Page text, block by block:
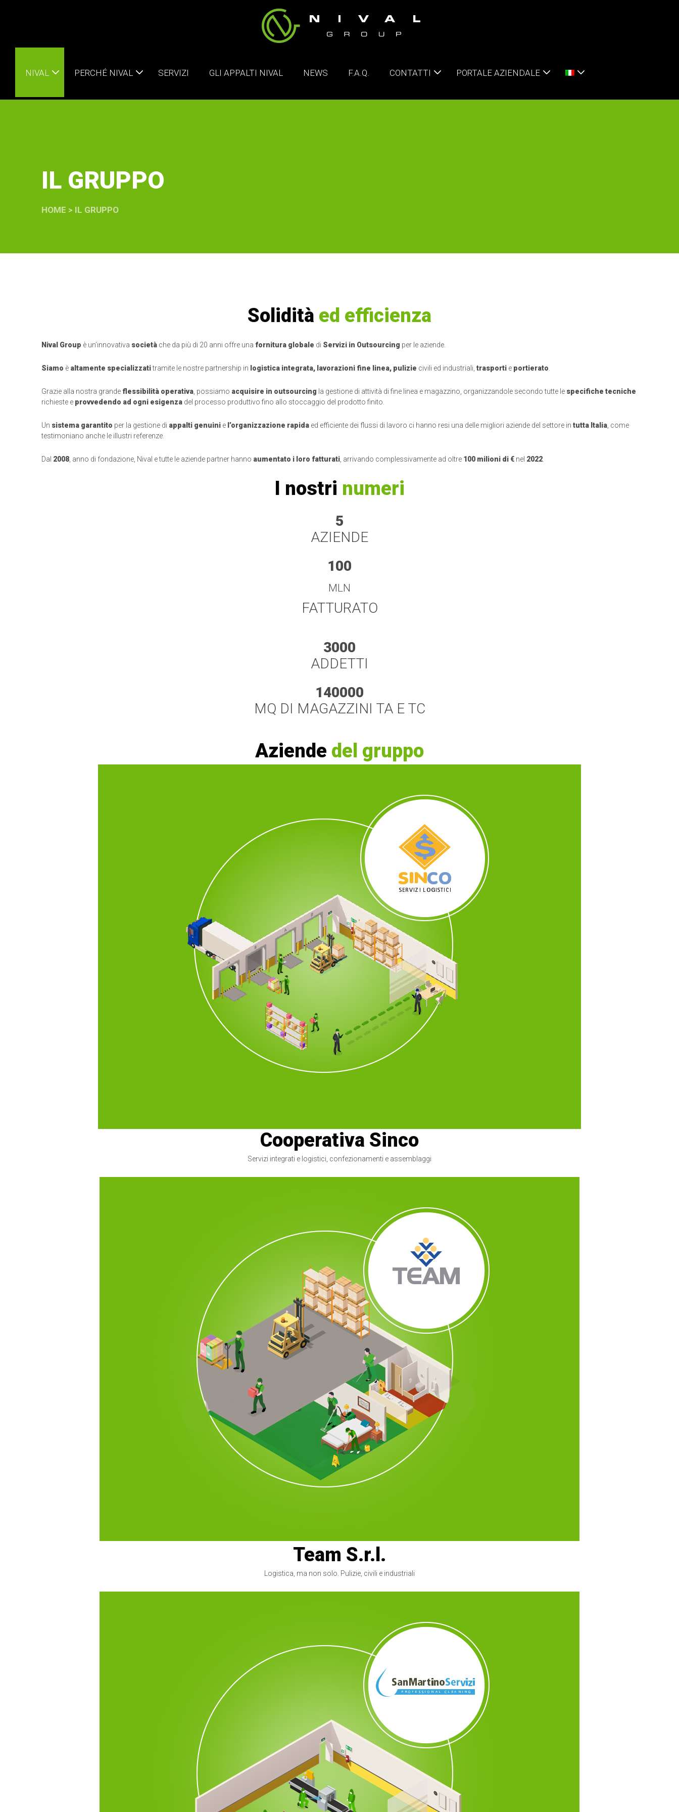
NIVAL PERCHÉ NIVAL SERVIZI GLI APPALTI NIVAL NEWS F.A.Q. CONTATTI PORTALE AZIENDALE
IL GRUPPO
HOME > IL GRUPPO
Solidità ed efficienza
Nival Group è un’innovativa società che da più di 20 anni offre una fornitura globale di Servizi in Outsourcing per le aziende.
Siamo è altamente specializzatitramite le nostre partnership in logistica integrata, lavorazioni fine linea, pulizie civili ed industriali,trasporti e portierato.
Grazie alla nostra grande flessibilità operativa, possiamo acquisire in outsourcing la gestione di attività di fine linea e magazzino, organizzandole secondo tutte le specifiche tecniche
richieste e provvedendo ad ogni esigenza del processo produttivo fino allo stoccaggio del prodotto finito.
Un sistema garantito per la gestione di appalti genuini e l’organizzazione rapida ed efficiente dei flussi di lavoro ci hanno resi una delle migliori aziende del settore intutta Italia, come
testimoniano anche le illustri referenze.
Dal 2008, anno di fondazione, Nival e tutte le aziende partner hanno aumentato i loro fatturati, arrivando complessivamente ad oltre 100 milioni di € nel 2022.
I nostri numeri
5
AZIENDE
100
MLN
FATTURATO
3000
ADDETTI
140000
MQ DI MAGAZZINI TA E TC
Aziende del gruppo
Cooperativa Sinco
Servizi integrati e logistici, confezionamenti e assemblaggi
Team S.r.l.
Logistica, ma non solo. Pulizie, civili e industriali